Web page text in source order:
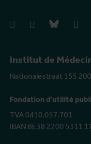
Institut de
Nationalestraat 155
Fondation d'utilité
TVA 0410.057.701
IBAN BE38 2200 5311
facebookinstagrambluesky